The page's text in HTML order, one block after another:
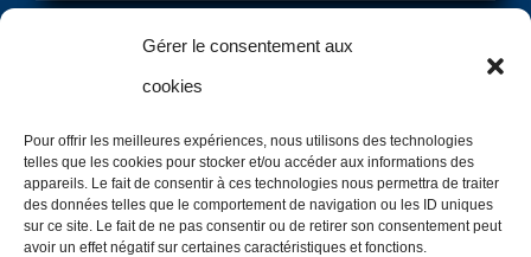
Gérer le consentement aux
cookies
Pour offrir les meilleures expériences, nous utilisons des technologies
telles que les cookies pour stocker et/ou accéder aux informations des
appareils. Le fait de consentir à ces technologies nous permettra de traiter
des données telles que le comportement de navigation ou les ID uniques
sur ce site. Le fait de ne pas consentir ou de retirer son consentement peut
avoir un effet négatif sur certaines caractéristiques et fonctions.
2 + 13= VALIDER